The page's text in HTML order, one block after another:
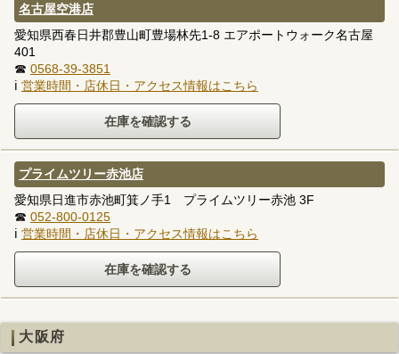
名古屋空港店
愛知県西春日井郡豊山町豊場林先1-8 エアポートウォーク名古屋
401
☎ 0568-39-3851
ℹ 営業時間・店休日・アクセス情報はこちら
プライムツリー赤池店
愛知県日進市赤池町箕ノ手1 プライムツリー赤池 3F
☎ 052-800-0125
ℹ 営業時間・店休日・アクセス情報はこちら
大阪府